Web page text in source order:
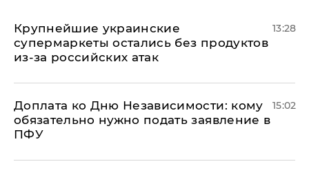
Крупнейшие украинские
супермаркеты остались без продуктов
из-за российских атак
13:28
Доплата ко Дню Независимости: кому
обязательно нужно подать заявление в
ПФУ
15:02